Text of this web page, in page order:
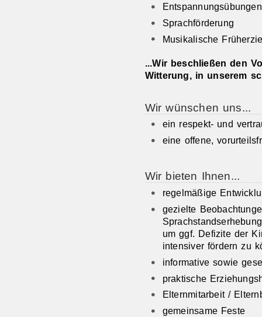
Entspannungsübungen
Sprachförderung
Musikalische
...Wir beschließen den
Witterung, in unserem
Wir wünschen uns...
ein respekt- und
eine offene,
Wir bieten Ihnen...
regelmäßige
gezielte
um ggf. Defizite der
intensiver fördern zu
informative sowie
praktische
Elternmitarbeit /
gemeinsame Feste